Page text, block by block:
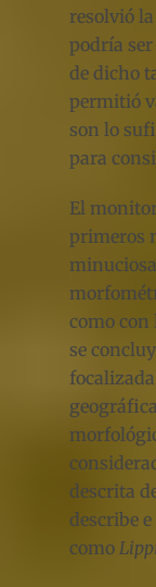
resolvió
podría
de dicho
permitió
son lo
para
El
primeros
como con
se
descrita
describe
como